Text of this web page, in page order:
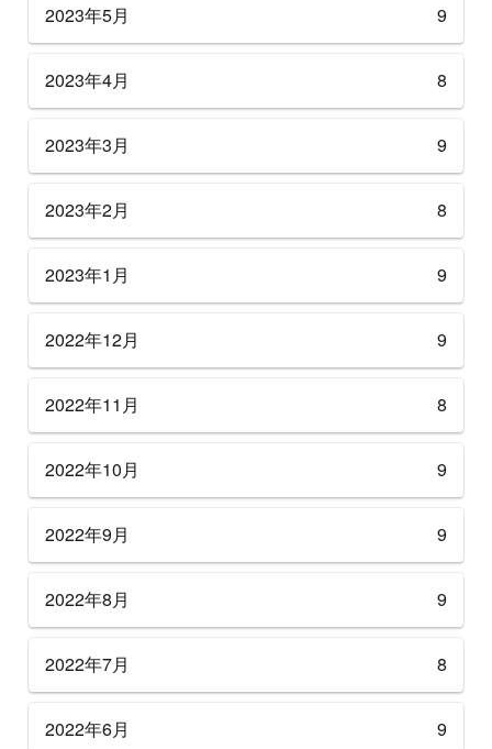
2023年5月 9
2023年4月 8
2023年3月 9
2023年2月 8
2023年1月 9
2022年12月 9
2022年11月 8
2022年10月 9
2022年9月 9
2022年8月 9
2022年7月 8
2022年6月 9